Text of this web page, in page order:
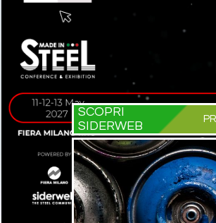
SCOPRI
SIDERWEB